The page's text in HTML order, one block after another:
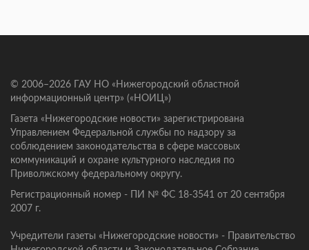
© 2006–2026 ГАУ НО «Нижегородский областной
информационный центр» («НОИЦ»)
Газета «Нижегородские новости» зарегистрирована
Управлением Федеральной службы по надзору за
соблюдением законодательства в сфере массовых
коммуникаций и охране культурного наследия по
Приволжскому федеральному округу.
Регистрационный номер - ПИ № ФС 18-3541 от 20 сентября
2007 г.
Учредители газеты «Нижегородские новости» - Правительство